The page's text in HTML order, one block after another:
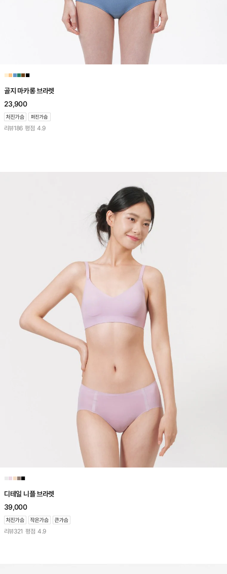
■■■■■■
골지 마카롱 브라렛
23,900
리뷰186 평점 4.9
■■■■
디테일 니플 브라렛
39,000
리뷰321 평점 4.9